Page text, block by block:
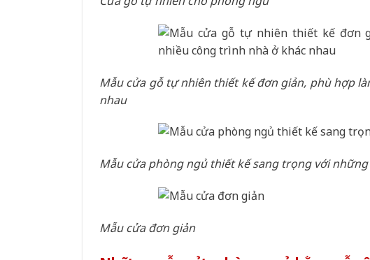
Mẫu cửa gỗ tự nhiên thiết kế đơn giản, phù hợp
nhau
Mẫu cửa phòng ngủ thiết kế sang trọng với
Mẫu cửa đơn giản